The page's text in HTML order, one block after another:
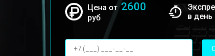
Цена от2600
руб
в